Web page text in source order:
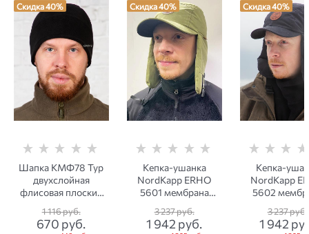
Скидка 40%
Шапка КМФ78 Тур
двухслойная
флисовая плоский
1 116 руб.
670 руб.
Скидка 40%
Кепка-ушанка
NordKapp ERHO
5601 мембрана
3 237 руб.
1 942 руб.
Скидка 40%
Кепка-
NordKapp
5602
3 237 руб.
1 942